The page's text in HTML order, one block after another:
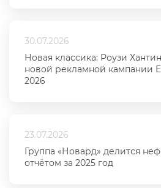
30.07.2026
Новая классика: Роузи
новой рекламной кампании
2026
23.07.2026
Группа «Новард» делится
отчётом за 2025 год